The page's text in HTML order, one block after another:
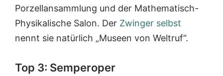
Porzellansammlung und der Mathematisch-
Physikalische Salon. Der Zwinger selbst
nennt sie natürlich „Museen von Weltruf“.
Top 3: Semperoper